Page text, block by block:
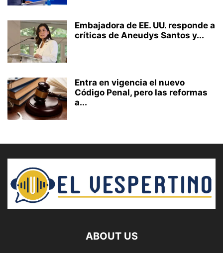
Embajadora de EE. UU. responde a
críticas de Aneudys Santos y...
Entra en vigencia el nuevo
Código Penal, pero las reformas
a...
ABOUT US